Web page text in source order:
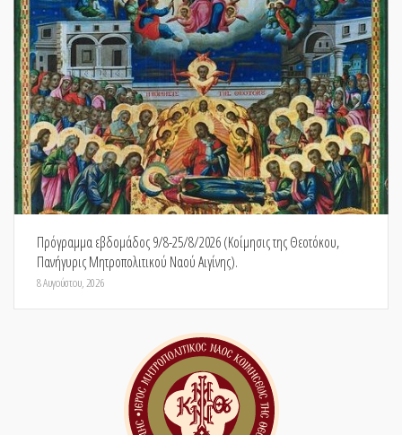
Πρόγραμμα εβδομάδος 9/8-25/8/2026 (Κοίμησις της Θεοτόκου,
Πανήγυρις Μητροπολιτικού Ναού Αιγίνης).
8 Αυγούστου, 2026